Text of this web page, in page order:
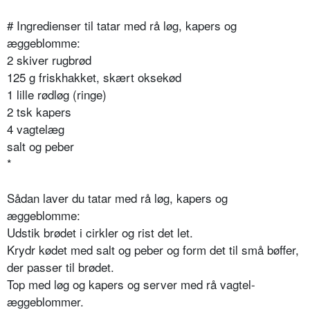
# Ingredienser til tatar med rå løg, kapers og
æggeblomme:
2 skiver rugbrød
125 g friskhakket, skært oksekød
1 lille rødløg (ringe)
2 tsk kapers
4 vagtelæg
salt og peber
*
Sådan laver du tatar med rå løg, kapers og
æggeblomme:
Udstik brødet i cirkler og rist det let.
Krydr kødet med salt og peber og form det til små bøffer,
der passer til brødet.
Top med løg og kapers og server med rå vagtel-
æggeblommer.